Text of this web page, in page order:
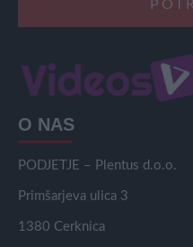
O NAS
PODJETJE – Plentus d.o.o.
Primšarjeva ulica 3
1380 Cerknica